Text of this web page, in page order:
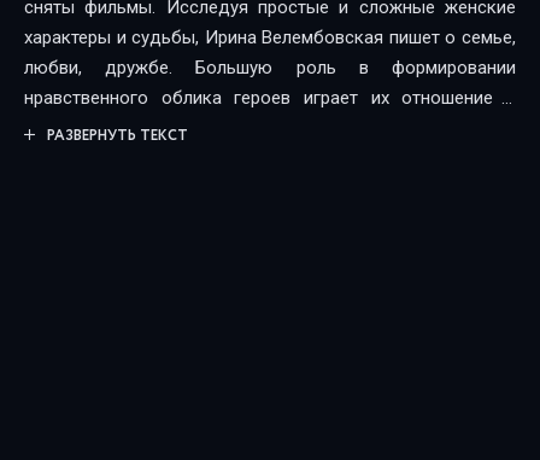
сняты фильмы. Исследуя простые и сложные женские
характеры и судьбы, Ирина Велембовская пишет о семье,
любви, дружбе. Большую роль в формировании
нравственного облика героев играет их отношение к
труду. Без этого нет полноты человеческого счастья.
РАЗВЕРНУТЬ ТЕКСТ